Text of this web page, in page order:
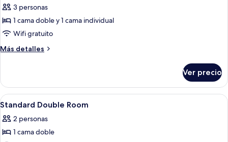
las
fotos
de
Premium
Room
3 personas
1 cama doble y 1 cama individual
Wifi gratuito
Más detalles
Más
Family
City
Room
Ver precio
Abrir
todas
las
fotos
Una habitación de hotel moderna
10
Standard Double Room
2 personas
1 cama doble